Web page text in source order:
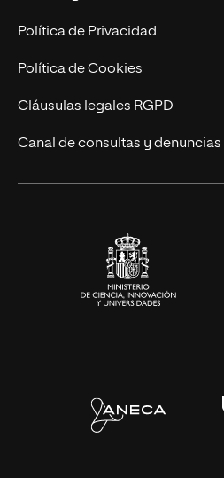
Postgrados
Cursos Universitarios
Trabaja en UNIR
Actualidad
UNIR Revista
Eventos
Política de Privacidad
Política de Cookies
Cláusulas legales RGPD
Canal de consultas y denuncias